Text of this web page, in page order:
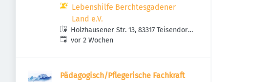
Bundesfreiwilligendienst
Lebenshilfe Berchtesgadener
Land e.V.
Holzhausener Str. 13, 83317 Teisendorf,
Deutschland
Veröffentlicht:
vor 2 Wochen
Pädagogisch/Pflegerische Fachkraft